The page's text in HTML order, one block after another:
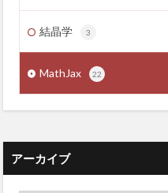
結晶学 3
MathJax 22
アーカイブ